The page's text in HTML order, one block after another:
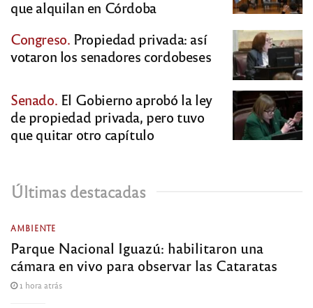
que alquilan en Córdoba
Congreso. Propiedad privada: así
votaron los senadores cordobeses
Senado. El Gobierno aprobó la ley
de propiedad privada, pero tuvo
que quitar otro capítulo
Últimas destacadas
AMBIENTE
Parque Nacional Iguazú: habilitaron una
cámara en vivo para observar las Cataratas
1 hora atrás